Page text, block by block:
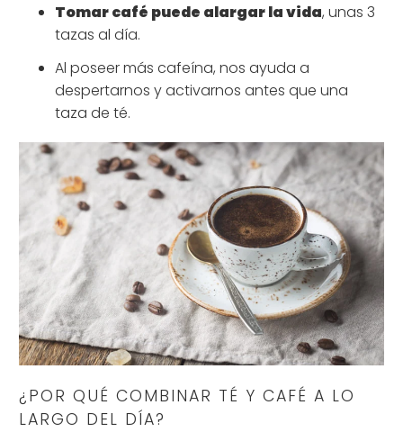
Tomar café puede alargar la vida, unas 3
tazas al día.
Al poseer más cafeína, nos ayuda a
despertarnos y activarnos antes que una
taza de té.
¿POR QUÉ COMBINAR TÉ Y CAFÉ A LO
LARGO DEL DÍA?